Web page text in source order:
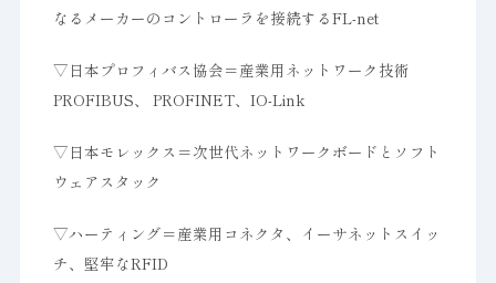
なるメーカーのコントローラを接続するFL-net
▽日本プロフィバス協会＝産業用ネットワーク技術
PROFIBUS、 PROFINET、IO-Link
▽日本モレックス＝次世代ネットワークボードとソフト
ウェアスタック
▽ハーティング＝産業用コネクタ、イーサネットスイッ
チ、堅牢なRFID